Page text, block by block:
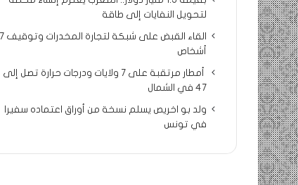
لتحويل النفايات إلى طاقة
القاء القبض على شبكة لتجارة المخدرات وتوقيف 7
أشخاص
أمطار مرتقبة على 7 ولايات ودرجات حرارة تصل إلى
47 في الشمال
ولد بو اخريص يسلم نسخة من أوراق اعتماده سفيرا
في تونس